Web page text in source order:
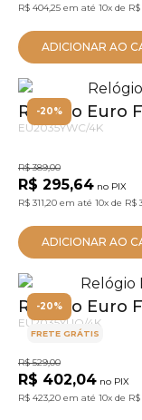
R$ 404,25 em até 10x de
ADICIONAR AO
-20%
Relógio Euro
EU2035YWC/4K
R$ 389,00
R$ 295,64 no PIX
R$ 311,20 em até 10x de R$
ADICIONAR AO
-20%
FRETE GRÁTIS
Relógio Euro
EU2035YUO/4K
R$ 529,00
R$ 402,04 no PIX
R$ 423,20 em até 10x de